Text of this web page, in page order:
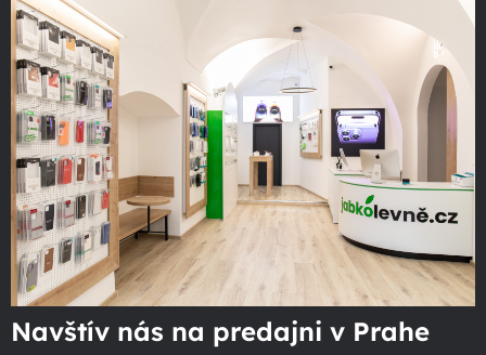
Navštív nás na predajni v Prahe